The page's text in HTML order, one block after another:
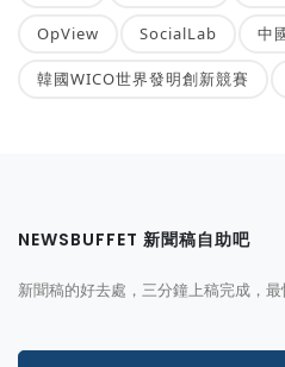
OpView SocialLab 中
韓國WICO世界發明創新競賽
NEWSBUFFET 新聞稿自助吧
新聞稿的好去處，三分鐘上稿完成，最